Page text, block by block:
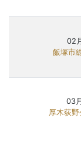
02
飯塚市
03
厚木荻